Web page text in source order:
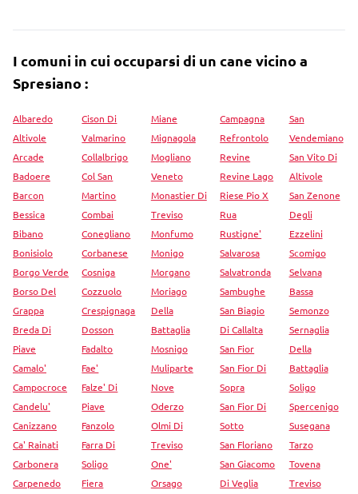
I comuni in cui occuparsi di un cane vicino a
Spresiano :
Albaredo
Altivole
Arcade
Badoere
Barcon
Bessica
Bibano
Bonisiolo
Borgo Verde
Borso Del
Grappa
Breda Di
Piave
Camalo'
Campocroce
Candelu'
Canizzano
Ca' Rainati
Carbonera
Carpenedo
Cison Di
Valmarino
Collalbrigo
Col San
Martino
Combai
Conegliano
Corbanese
Cosniga
Cozzuolo
Crespignaga
Dosson
Fadalto
Fae'
Falze' Di
Piave
Fanzolo
Farra Di
Soligo
Fiera
Miane
Mignagola
Mogliano
Veneto
Monastier Di
Treviso
Monfumo
Monigo
Morgano
Moriago
Della
Battaglia
Mosnigo
Muliparte
Nove
Oderzo
Olmi Di
Treviso
One'
Orsago
Campagna
Refrontolo
Revine
Revine Lago
Riese Pio X
Rua
Rustigne'
Salvarosa
Salvatronda
Sambughe
San Biagio
Di Callalta
San Fior
San Fior Di
Sopra
San Fior Di
Sotto
San Floriano
San Giacomo
Di Veglia
San
Vendemiano
San Vito Di
Altivole
San Zenone
Degli
Ezzelini
Scomigo
Selvana
Bassa
Semonzo
Sernaglia
Della
Battaglia
Soligo
Spercenigo
Susegana
Tarzo
Tovena
Treviso